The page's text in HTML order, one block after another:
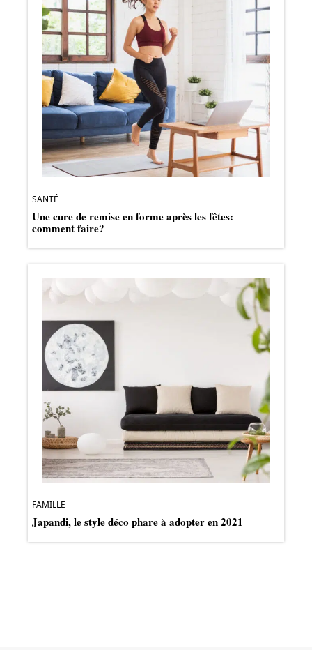
SANTÉ
Une cure de remise en forme après les fêtes:
comment faire?
FAMILLE
Japandi, le style déco phare à adopter en 2021